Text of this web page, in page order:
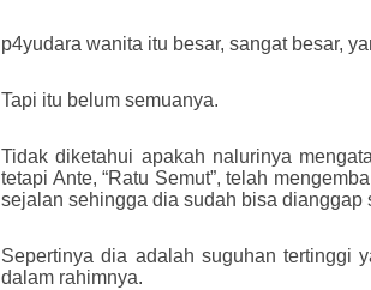
p4yudara wanita itu besar, sangat besar,
Tapi itu belum semuanya.
Tidak diketahui apakah nalurinya
tetapi Ante, “Ratu Semut”, telah
sejalan sehingga dia sudah bisa
Sepertinya dia adalah suguhan tertinggi
dalam rahimnya.